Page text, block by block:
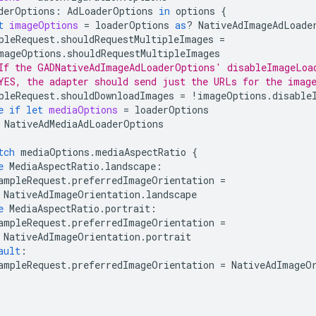
: AdLoaderOptions in options {
imageOptions = loaderOptions as?
. shouldRequestMultipleImages =
. shouldRequestMultipleImages
GADNativeAdImageAdLoaderOptions'
the adapter should send just the URLs for the
. shouldDownloadImages = ! imageOptions .
if let mediaOptions = loaderOptions
NativeAdMediaAdLoaderOptions
mediaOptions .mediaAspectRatio {
MediaAspectRatio . landscape :
.preferredImageOrientation =
NativeAdImageOrientation . landscape
MediaAspectRatio .portrait :
.preferredImageOrientation =
NativeAdImageOrientation .portrait
:
.preferredImageOrientation =